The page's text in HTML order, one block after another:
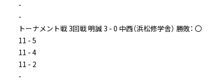
-
-
トーナメント戦 3回戦 明誠 3 - 0 中西（浜松修学舎） 勝敗： 〇
11 - 5
11 - 4
11 - 2
-